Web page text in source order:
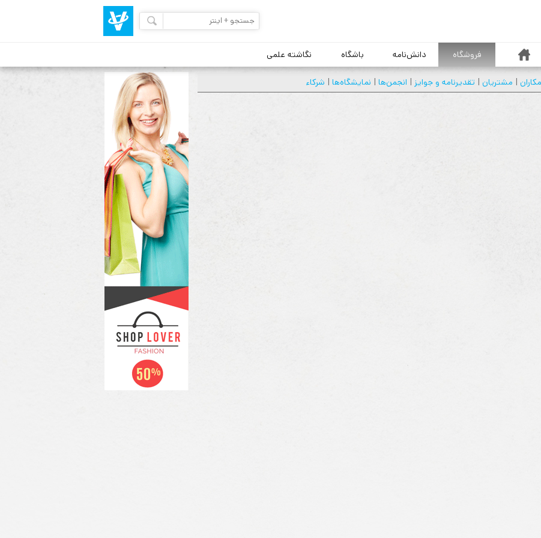
خانه فروشگاه دانش‌نامه باشگاه نگاشته علمی
| مشتريان | تقديرنامه و جوايز | انجمن‌ها | نمايشگاه‌ها | شركاء